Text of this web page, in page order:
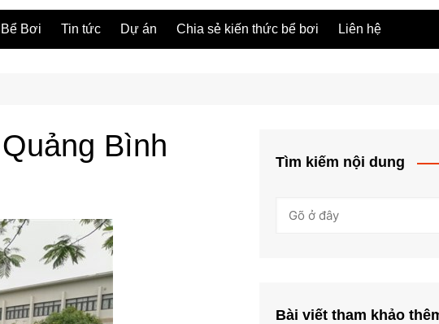
Bơi Tin tức Dự án Chia sẻ kiến thức bể bơi Liên hệ
Bình Tìm kiếm nội dung
Bài viết tham khảo